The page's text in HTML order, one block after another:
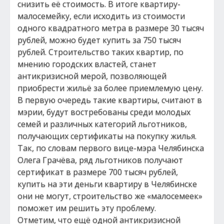
снизить её стоимость. В итоге квартиру-
малосемейку, если исходить из стоимости
одного квадратного метра в размере 30 тысяч
рублей, можно будет купить за 750 тысяч
рублей. Строительство таких квартир, по
мнению городских властей, станет
антикризисной мерой, позволяющей
приобрести жильё за более приемлемую цену.
В первую очередь такие квартиры, считают в
мэрии, будут востребованы среди молодых
семей и различных категорий льготников,
получающих сертификаты на покупку жилья.
Так, по словам первого вице-мэра Челябинска
Олега Грачёва, ряд льготников получают
сертификат в размере 700 тысяч рублей,
купить на эти деньги квартиру в Челябинске
они не могут, строительство же «малосемеек»
поможет им решить эту проблему.
Отметим, что ещё одной антикризисной